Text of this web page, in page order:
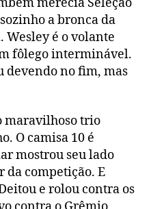
a bronca da
é o volante
fôlego interminável.
devendo no fim, mas
maravilhoso trio
O camisa 10 é
mostrou seu lado
da competição. E
e rolou contra os